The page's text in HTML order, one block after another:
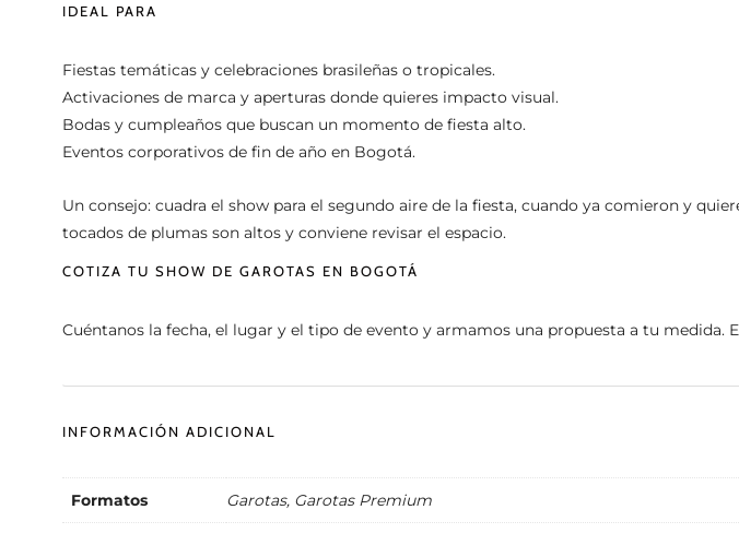
IDEAL PARA
Fiestas temáticas y celebraciones brasileñas o tropicales.
Activaciones de marca y aperturas donde quieres impacto visual.
Bodas y cumpleaños que buscan un momento de fiesta alto.
Eventos corporativos de fin de año en Bogotá.
Un consejo: cuadra el show para el segundo aire de la fiesta, cuando ya comieron y
tocados de plumas son altos y conviene revisar el espacio.
COTIZA TU SHOW DE GAROTAS EN BOGOTÁ
Cuéntanos la fecha, el lugar y el tipo de evento y armamos una propuesta a tu medida.
INFORMACIÓN ADICIONAL
Formatos Garotas, Garotas Premium